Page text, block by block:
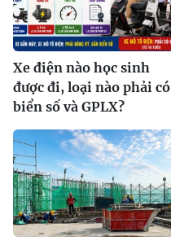
Xe điện nào học sinh
được đi, loại nào phải có
biển số và GPLX?